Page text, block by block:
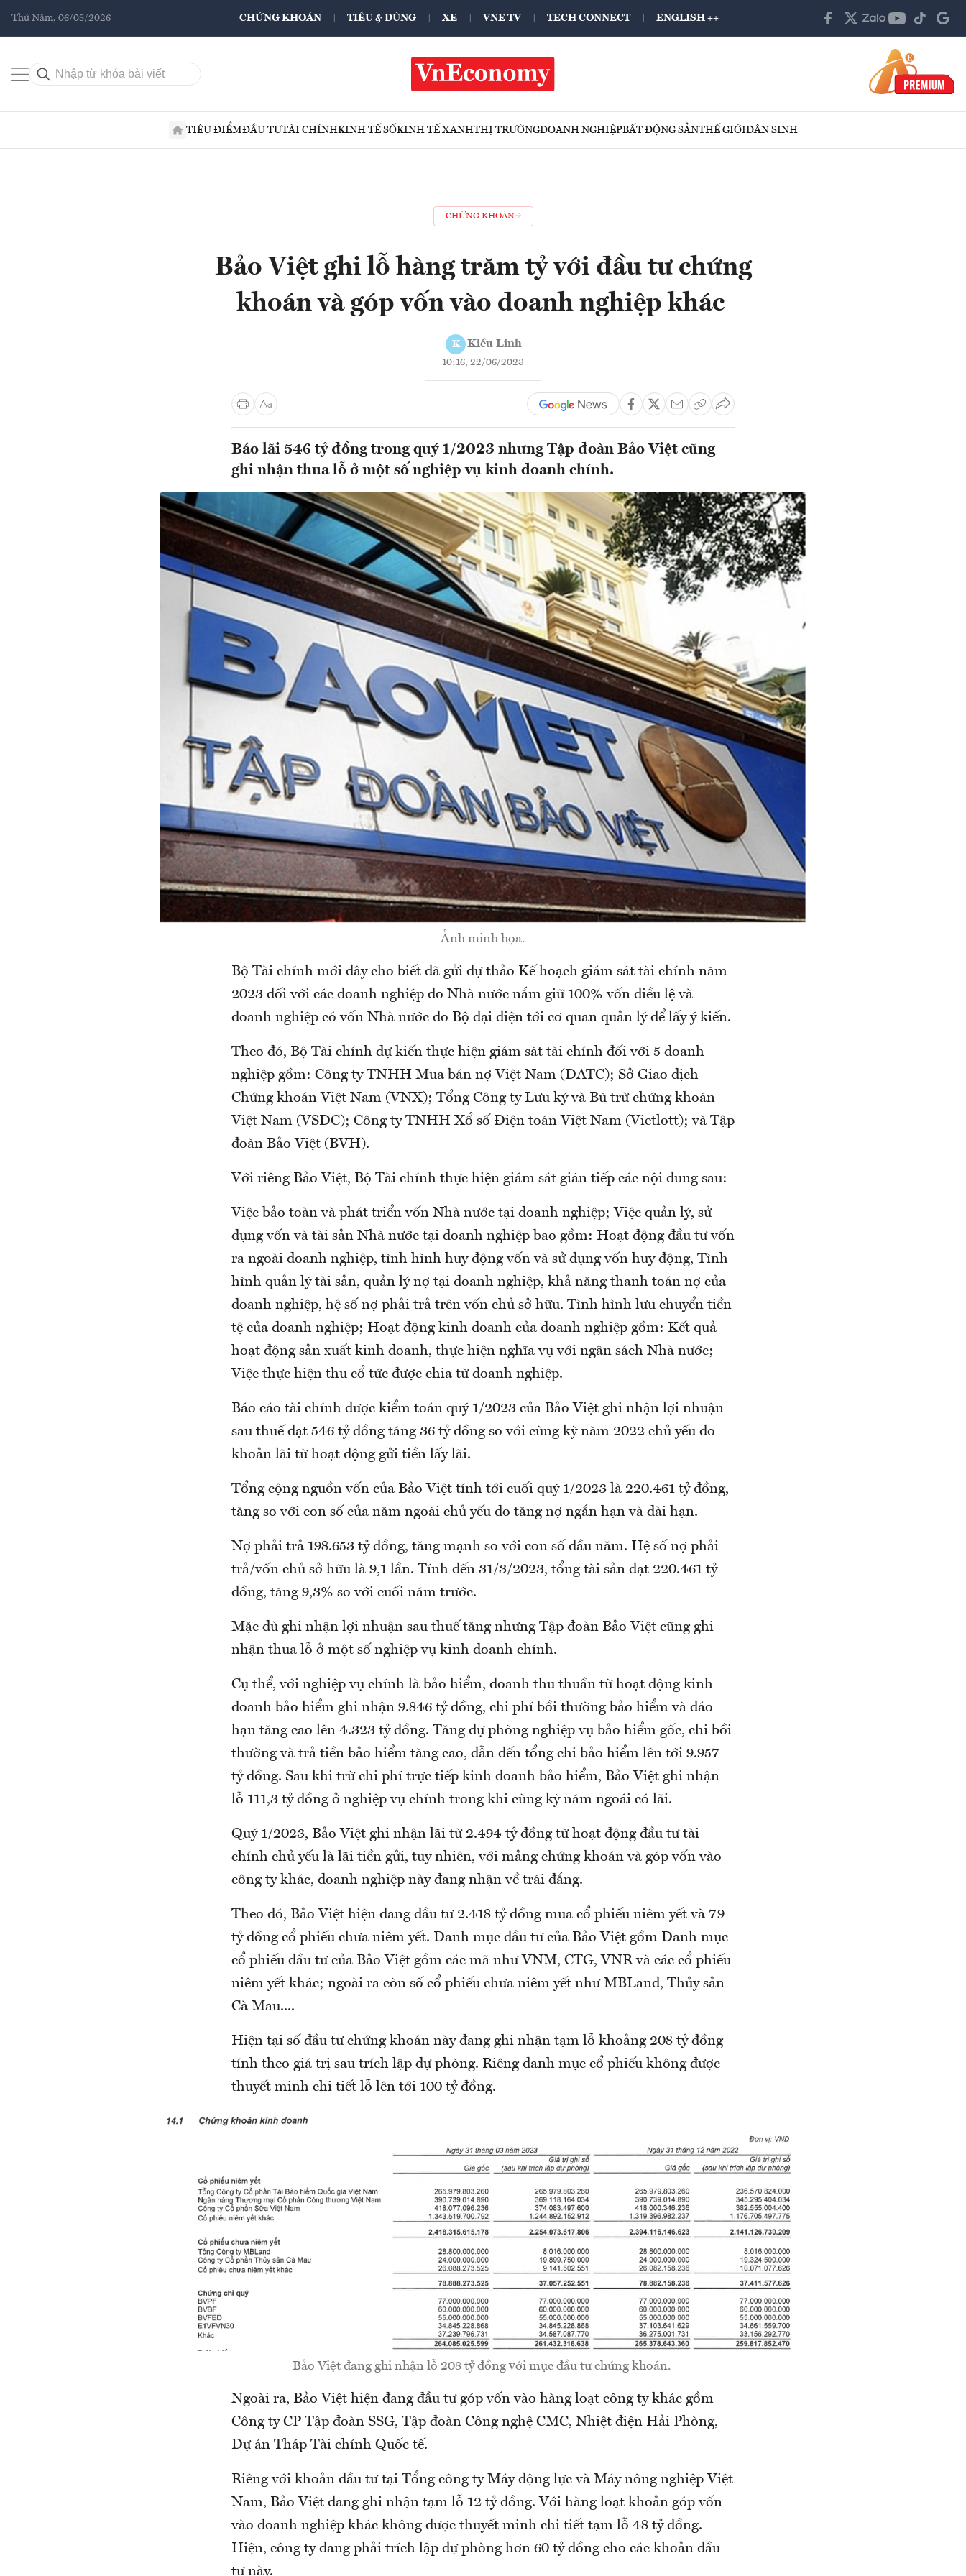
Thứ Năm, 06/08/2026 CHỨNG KHOÁN TIÊU & DÙNG XE VNE TV TECH CONNECT ENGLISH ++
TIÊU ĐIỂMĐẦU TƯTÀI CHÍNHKINH TẾ SỐKINH TẾ XANHTHỊ TRƯỜNGDOANH NGHIỆPBẤT ĐỘNG SẢNTHẾ GIỚIDÂN SINH
CHỨNG KHOÁN
Bảo Việt ghi lỗ hàng trăm tỷ với đầu tư chứng
khoán và góp vốn vào doanh nghiệp khác
K Kiều Linh
10:16, 22/06/2023
Báo lãi 546 tỷ đồng trong quý 1/2023 nhưng Tập đoàn Bảo Việt cũng
ghi nhận thua lỗ ở một số nghiệp vụ kinh doanh chính.
Ảnh minh họa.
Bộ Tài chính mới đây cho biết đã gửi dự thảo Kế hoạch giám sát tài chính năm
2023 đối với các doanh nghiệp do Nhà nước nắm giữ 100% vốn điều lệ và
doanh nghiệp có vốn Nhà nước do Bộ đại diện tới cơ quan quản lý để lấy ý kiến.
Theo đó, Bộ Tài chính dự kiến thực hiện giám sát tài chính đối với 5 doanh
nghiệp gồm: Công ty TNHH Mua bán nợ Việt Nam (DATC); Sở Giao dịch
Chứng khoán Việt Nam (VNX); Tổng Công ty Lưu ký và Bù trừ chứng khoán
Việt Nam (VSDC); Công ty TNHH Xổ số Điện toán Việt Nam (Vietlott); và Tập
đoàn Bảo Việt (BVH).
Với riêng Bảo Việt, Bộ Tài chính thực hiện giám sát gián tiếp các nội dung sau:
Việc bảo toàn và phát triển vốn Nhà nước tại doanh nghiệp; Việc quản lý, sử
dụng vốn và tài sản Nhà nước tại doanh nghiệp bao gồm: Hoạt động đầu tư vốn
ra ngoài doanh nghiệp, tình hình huy động vốn và sử dụng vốn huy động, Tình
hình quản lý tài sản, quản lý nợ tại doanh nghiệp, khả năng thanh toán nợ của
doanh nghiệp, hệ số nợ phải trả trên vốn chủ sở hữu. Tình hình lưu chuyển tiền
tệ của doanh nghiệp; Hoạt động kinh doanh của doanh nghiệp gồm: Kết quả
hoạt động sản xuất kinh doanh, thực hiện nghĩa vụ với ngân sách Nhà nước;
Việc thực hiện thu cổ tức được chia từ doanh nghiệp.
Báo cáo tài chính được kiểm toán quý 1/2023 của Bảo Việt ghi nhận lợi nhuận
sau thuế đạt 546 tỷ đồng tăng 36 tỷ đồng so với cùng kỳ năm 2022 chủ yếu do
khoản lãi từ hoạt động gửi tiền lấy lãi.
Tổng cộng nguồn vốn của Bảo Việt tính tới cuối quý 1/2023 là 220.461 tỷ đồng,
tăng so với con số của năm ngoái chủ yếu do tăng nợ ngắn hạn và dài hạn.
Nợ phải trả 198.653 tỷ đồng, tăng mạnh so với con số đầu năm. Hệ số nợ phải
trả/vốn chủ sở hữu là 9,1 lần. Tính đến 31/3/2023, tổng tài sản đạt 220.461 tỷ
đồng, tăng 9,3% so với cuối năm trước.
Mặc dù ghi nhận lợi nhuận sau thuế tăng nhưng Tập đoàn Bảo Việt cũng ghi
nhận thua lỗ ở một số nghiệp vụ kinh doanh chính.
Cụ thể, với nghiệp vụ chính là bảo hiểm, doanh thu thuần từ hoạt động kinh
doanh bảo hiểm ghi nhận 9.846 tỷ đồng, chi phí bồi thường bảo hiểm và đáo
hạn tăng cao lên 4.323 tỷ đồng. Tăng dự phòng nghiệp vụ bảo hiểm gốc, chi bồi
thường và trả tiền bảo hiểm tăng cao, dẫn đến tổng chi bảo hiểm lên tới 9.957
tỷ đồng. Sau khi trừ chi phí trực tiếp kinh doanh bảo hiểm, Bảo Việt ghi nhận
lỗ 111,3 tỷ đồng ở nghiệp vụ chính trong khi cùng kỳ năm ngoái có lãi.
Quý 1/2023, Bảo Việt ghi nhận lãi từ 2.494 tỷ đồng từ hoạt động đầu tư tài
chính chủ yếu là lãi tiền gửi, tuy nhiên, với mảng chứng khoán và góp vốn vào
công ty khác, doanh nghiệp này đang nhận về trái đắng.
Theo đó, Bảo Việt hiện đang đầu tư 2.418 tỷ đồng mua cổ phiếu niêm yết và 79
tỷ đồng cổ phiếu chưa niêm yết. Danh mục đầu tư của Bảo Việt gồm Danh mục
cổ phiếu đầu tư của Bảo Việt gồm các mã như VNM, CTG, VNR và các cổ phiếu
niêm yết khác; ngoài ra còn số cổ phiếu chưa niêm yết như MBLand, Thủy sản
Cà Mau....
Hiện tại số đầu tư chứng khoán này đang ghi nhận tạm lỗ khoảng 208 tỷ đồng
tính theo giá trị sau trích lập dự phòng. Riêng danh mục cổ phiếu không được
thuyết minh chi tiết lỗ lên tới 100 tỷ đồng.
Bảo Việt đang ghi nhận lỗ 208 tỷ đồng với mục đầu tư chứng khoán.
Ngoài ra, Bảo Việt hiện đang đầu tư góp vốn vào hàng loạt công ty khác gồm
Công ty CP Tập đoàn SSG, Tập đoàn Công nghệ CMC, Nhiệt điện Hải Phòng,
Dự án Tháp Tài chính Quốc tế.
Riêng với khoản đầu tư tại Tổng công ty Máy động lực và Máy nông nghiệp Việt
Nam, Bảo Việt đang ghi nhận tạm lỗ 12 tỷ đồng. Với hàng loạt khoản góp vốn
vào doanh nghiệp khác không được thuyết minh chi tiết tạm lỗ 48 tỷ đồng.
Hiện, công ty đang phải trích lập dự phòng hơn 60 tỷ đồng cho các khoản đầu
tư này.